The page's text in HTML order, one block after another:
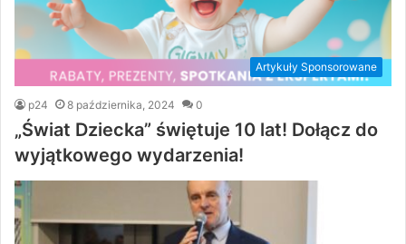
Artykuły Sponsorowane
p24 8 października, 2024 0
„Świat Dziecka” świętuje 10 lat! Dołącz do
wyjątkowego wydarzenia!